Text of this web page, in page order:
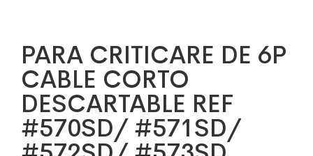
PARA CRITICARE DE 6P
CABLE CORTO
DESCARTABLE REF
#570SD/ #571SD/